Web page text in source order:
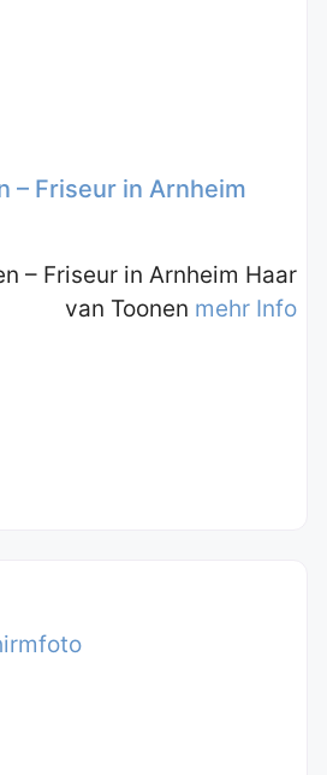
– Friseur in Arnheim
– Friseur in Arnheim Haar
van Toonen mehr Info